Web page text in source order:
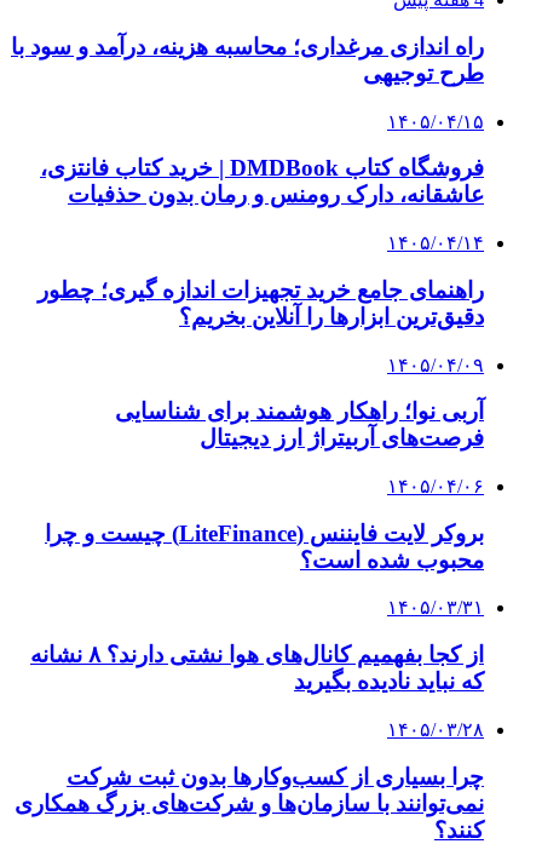
راه اندازی مرغداری؛ محاسبه هزینه، درآمد و سود با
طرح توجیهی
۱۴۰۵/۰۴/۱۵
فروشگاه کتاب DMDBook | خرید کتاب فانتزی،
عاشقانه، دارک رومنس و رمان بدون حذفیات
۱۴۰۵/۰۴/۱۴
راهنمای جامع خرید تجهیزات اندازه گیری؛ چطور
دقیق‌ترین ابزارها را آنلاین بخریم؟
۱۴۰۵/۰۴/۰۹
آربی نوا؛ راهکار هوشمند برای شناسایی
فرصت‌های آربیتراژ ارز دیجیتال
۱۴۰۵/۰۴/۰۶
بروکر لایت فایننس (LiteFinance) چیست و چرا
محبوب شده است؟
۱۴۰۵/۰۳/۳۱
از کجا بفهمیم کانال‌های هوا نشتی دارند؟ ۸ نشانه
که نباید نادیده بگیرید
۱۴۰۵/۰۳/۲۸
چرا بسیاری از کسب‌وکارها بدون ثبت شرکت
نمی‌توانند با سازمان‌ها و شرکت‌های بزرگ همکاری
کنند؟